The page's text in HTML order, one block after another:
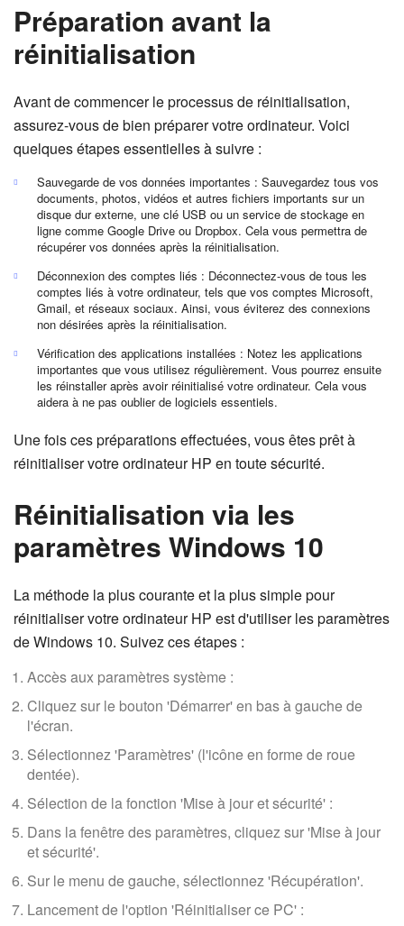
Préparation avant la
réinitialisation
Avant de commencer le processus de réinitialisation,
assurez-vous de bien préparer votre ordinateur. Voici
quelques étapes essentielles à suivre :
Sauvegarde de vos données importantes : Sauvegardez tous vos
documents, photos, vidéos et autres fichiers importants sur un
disque dur externe, une clé USB ou un service de stockage en
ligne comme Google Drive ou Dropbox. Cela vous permettra de
récupérer vos données après la réinitialisation.
Déconnexion des comptes liés : Déconnectez-vous de tous les
comptes liés à votre ordinateur, tels que vos comptes Microsoft,
Gmail, et réseaux sociaux. Ainsi, vous éviterez des connexions
non désirées après la réinitialisation.
Vérification des applications installées : Notez les applications
importantes que vous utilisez régulièrement. Vous pourrez ensuite
les réinstaller après avoir réinitialisé votre ordinateur. Cela vous
aidera à ne pas oublier de logiciels essentiels.
Une fois ces préparations effectuées, vous êtes prêt à
réinitialiser votre ordinateur HP en toute sécurité.
Réinitialisation via les
paramètres Windows 10
La méthode la plus courante et la plus simple pour
réinitialiser votre ordinateur HP est d'utiliser les paramètres
de Windows 10. Suivez ces étapes :
Accès aux paramètres système :
Cliquez sur le bouton 'Démarrer' en bas à gauche de
l'écran.
Sélectionnez 'Paramètres' (l'icône en forme de roue
dentée).
Sélection de la fonction 'Mise à jour et sécurité' :
Dans la fenêtre des paramètres, cliquez sur 'Mise à jour
et sécurité'.
Sur le menu de gauche, sélectionnez 'Récupération'.
Lancement de l'option 'Réinitialiser ce PC' :